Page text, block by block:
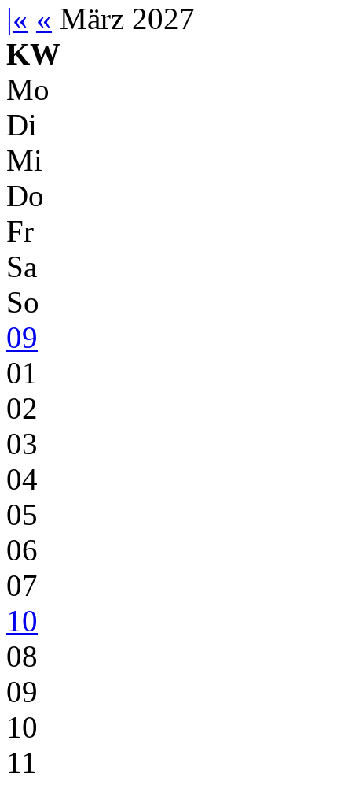
|« « März 2027
KW
Mo
Di
Mi
Do
Fr
Sa
So
09
01
02
03
04
05
06
07
10
08
09
10
11